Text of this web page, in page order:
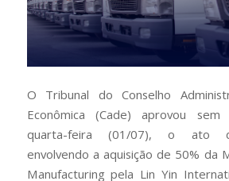
O Tribunal do Conselho
Econômica (Cade) aprovou
quarta-feira (01/07), o ato
envolvendo a aquisição de 50% da
Manufacturing pela Lin Yin